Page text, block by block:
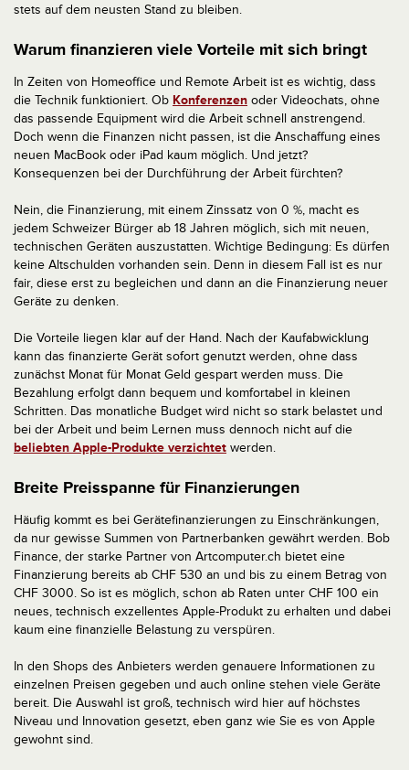
stets auf dem neusten Stand zu bleiben.
Warum finanzieren viele Vorteile mit sich bringt
In Zeiten von Homeoffice und Remote Arbeit ist es wichtig, dass
die Technik funktioniert. Ob Konferenzen oder Videochats, ohne
das passende Equipment wird die Arbeit schnell anstrengend.
Doch wenn die Finanzen nicht passen, ist die Anschaffung eines
neuen MacBook oder iPad kaum möglich. Und jetzt?
Konsequenzen bei der Durchführung der Arbeit fürchten?
Nein, die Finanzierung, mit einem Zinssatz von 0 %, macht es
jedem Schweizer Bürger ab 18 Jahren möglich, sich mit neuen,
technischen Geräten auszustatten. Wichtige Bedingung: Es dürfen
keine Altschulden vorhanden sein. Denn in diesem Fall ist es nur
fair, diese erst zu begleichen und dann an die Finanzierung neuer
Geräte zu denken.
Die Vorteile liegen klar auf der Hand. Nach der Kaufabwicklung
kann das finanzierte Gerät sofort genutzt werden, ohne dass
zunächst Monat für Monat Geld gespart werden muss. Die
Bezahlung erfolgt dann bequem und komfortabel in kleinen
Schritten. Das monatliche Budget wird nicht so stark belastet und
bei der Arbeit und beim Lernen muss dennoch nicht auf die
beliebten Apple-Produkte verzichtet werden.
Breite Preisspanne für Finanzierungen
Häufig kommt es bei Gerätefinanzierungen zu Einschränkungen,
da nur gewisse Summen von Partnerbanken gewährt werden. Bob
Finance, der starke Partner von Artcomputer.ch bietet eine
Finanzierung bereits ab CHF 530 an und bis zu einem Betrag von
CHF 3000. So ist es möglich, schon ab Raten unter CHF 100 ein
neues, technisch exzellentes Apple-Produkt zu erhalten und dabei
kaum eine finanzielle Belastung zu verspüren.
In den Shops des Anbieters werden genauere Informationen zu
einzelnen Preisen gegeben und auch online stehen viele Geräte
bereit. Die Auswahl ist groß, technisch wird hier auf höchstes
Niveau und Innovation gesetzt, eben ganz wie Sie es von Apple
gewohnt sind.